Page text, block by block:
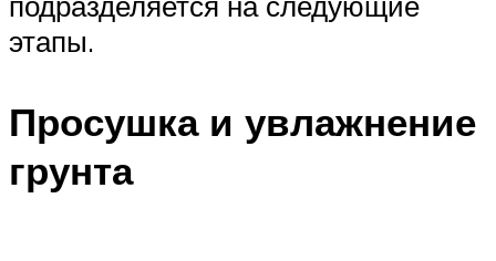
этапы.
Просушка и увлажнение
грунта